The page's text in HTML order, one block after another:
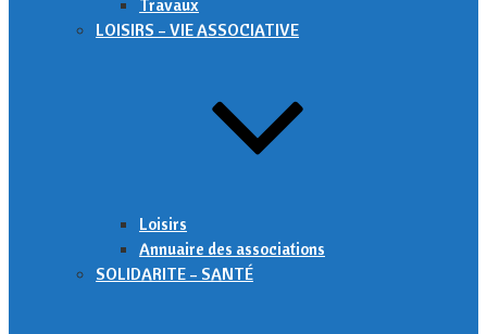
Travaux
LOISIRS – VIE ASSOCIATIVE
Loisirs
Annuaire des associations
SOLIDARITE – SANTÉ